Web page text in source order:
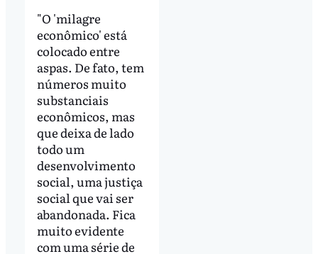
"O 'milagre
econômico' está
colocado entre
aspas. De fato, tem
números muito
substanciais
econômicos, mas
que deixa de lado
todo um
desenvolvimento
social, uma justiça
social que vai ser
abandonada. Fica
muito evidente
com uma série de